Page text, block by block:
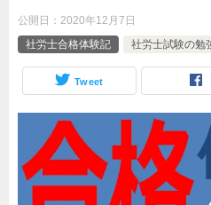
公開日： 2020年12月7日
社労士合格体験記
社労士試験の勉
Tweet